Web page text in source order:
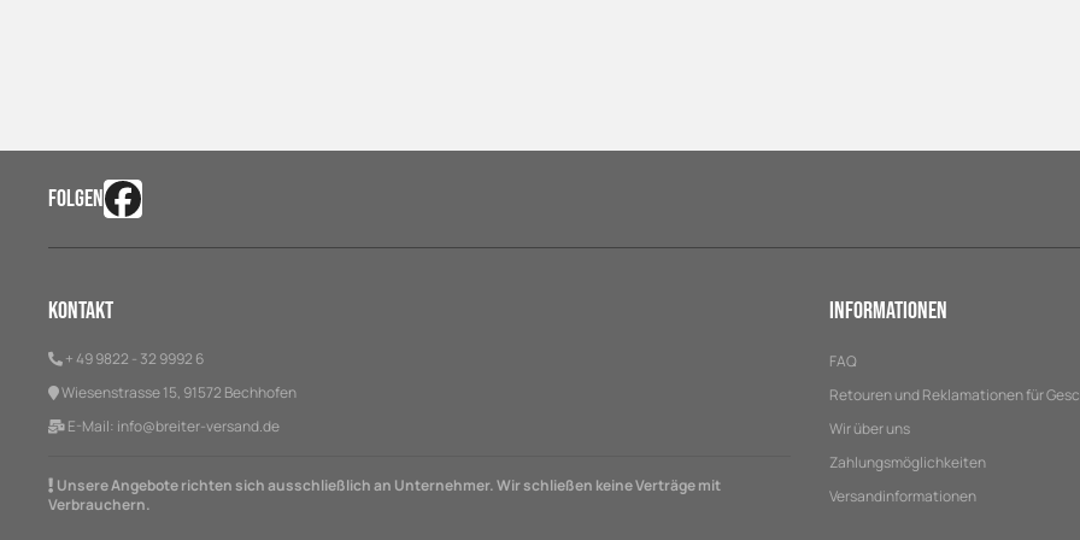
FOLGEN
Kontakt
+ 49 9822 - 32 9992 6
Wiesenstrasse 15, 91572 Bechhofen
E-Mail: info@breiter-versand.de
Unsere Angebote richten sich ausschließlich an Unternehmer. Wir schließen keine Verträge mit
Verbrauchern.
Informationen
FAQ
Retouren und Reklamationen für
Wir über uns
Zahlungsmöglichkeiten
Versandinformationen